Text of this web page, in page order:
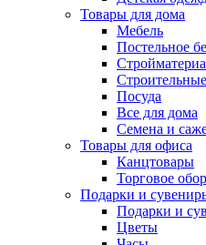
Товары для дома
Мебель
Постельное
Посуда
Все для дома
Семена и
Товары для офиса
Канцтовары
Торговое
Подарки и
Подарки и
Цветы